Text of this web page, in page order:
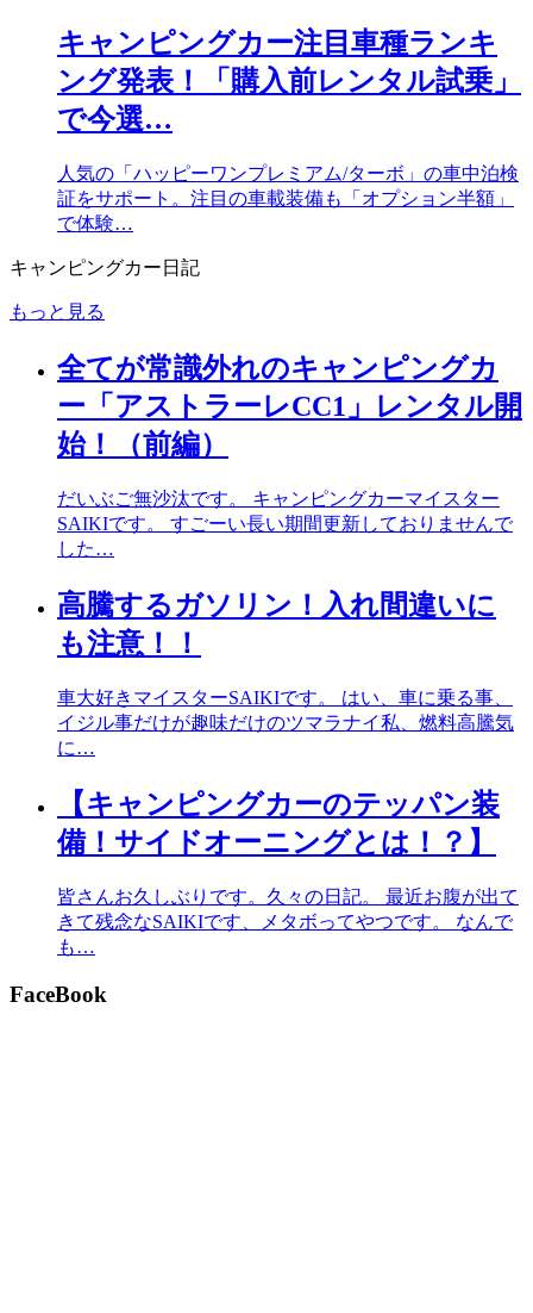
キャンピングカー注目車種ランキ
ング発表！「購入前レンタル試乗」
で今選…
人気の「ハッピーワンプレミアム/ターボ」の車中泊検
証をサポート。注目の車載装備も「オプション半額」
で体験…
キャンピングカー日記
もっと見る
全てが常識外れのキャンピングカ
ー「アストラーレCC1」レンタル開
始！（前編）
だいぶご無沙汰です。 キャンピングカーマイスター
SAIKIです。 すごーい長い期間更新しておりませんで
した…
高騰するガソリン！入れ間違いに
も注意！！
車大好きマイスターSAIKIです。 はい、車に乗る事、
イジル事だけが趣味だけのツマラナイ私、燃料高騰気
に…
【キャンピングカーのテッパン装
備！サイドオーニングとは！？】
皆さんお久しぶりです。久々の日記。 最近お腹が出て
きて残念なSAIKIです、メタボってやつです。 なんで
も…
FaceBook